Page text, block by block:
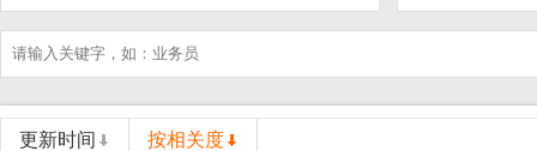
更新时间 按相关度